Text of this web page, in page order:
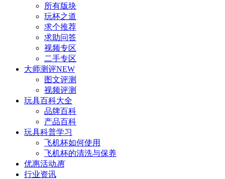
所有版块
玩杯之道
求个推荐
求助问答
视频专区
二手专区
大师测评NEW
图文评测
视频评测
玩具百科大全
品牌百科
产品百科
玩具科普学习
飞机杯如何使用
飞机杯的清洗与保养
优惠活动惠
行业资讯